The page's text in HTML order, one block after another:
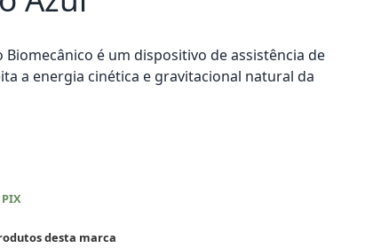
Biomecânico é um dispositivo de assistência de
a energia cinética e gravitacional natural da
desta marca